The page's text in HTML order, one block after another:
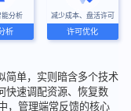
能分析
析
减少成本、盘活许可
许可优化
简单，实则暗含多个技术
快速调配资源、恢复数
，管理端常反馈的核心